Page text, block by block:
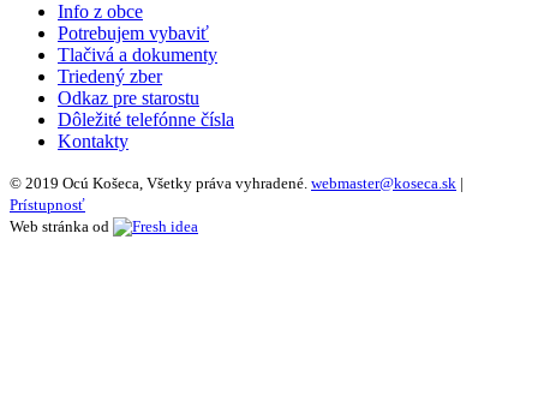
Info z obce
Potrebujem vybaviť
Tlačivá a dokumenty
Triedený zber
Odkaz pre starostu
Dôležité telefónne čísla
Kontakty
© 2019 Ocú Košeca, Všetky práva vyhradené. webmaster@koseca.sk |
Prístupnosť
Web stránka od